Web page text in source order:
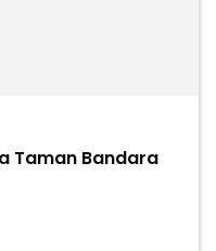
Taman Bandara